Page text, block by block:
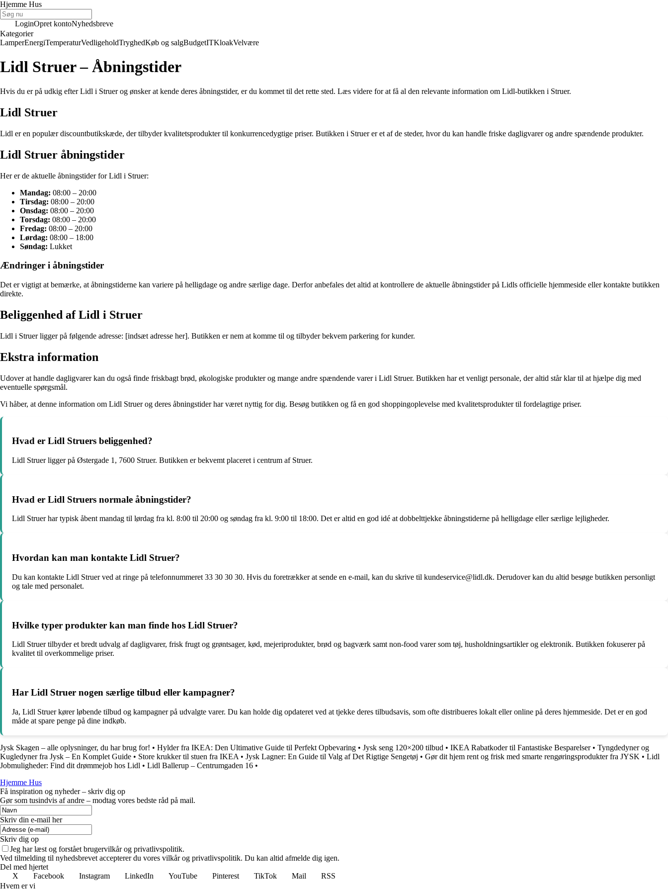
Hjemme Hus
LoginOpret kontoNyhedsbreve
Kategorier
LamperEnergiTemperaturVedligeholdTryghedKøb og salgBudgetITKloakVelvære
Lidl Struer – Åbningstider
Hvis du er på udkig efter Lidl i Struer og ønsker at kende deres åbningstider, er du kommet til det rette sted. Læs videre for at få al den relevante information om Lidl-butikken i Struer.
Lidl Struer
Lidl er en populær discountbutikskæde, der tilbyder kvalitetsprodukter til konkurrencedygtige priser. Butikken i Struer er et af de steder, hvor du kan handle friske dagligvarer og andre spændende produkter.
Lidl Struer åbningstider
Her er de aktuelle åbningstider for Lidl i Struer:
Mandag: 08:00 – 20:00
Tirsdag: 08:00 – 20:00
Onsdag: 08:00 – 20:00
Torsdag: 08:00 – 20:00
Fredag: 08:00 – 20:00
Lørdag: 08:00 – 18:00
Søndag: Lukket
Ændringer i åbningstider
Det er vigtigt at bemærke, at åbningstiderne kan variere på helligdage og andre særlige dage. Derfor anbefales det altid at kontrollere de aktuelle åbningstider på Lidls officielle hjemmeside eller kontakte butikken
direkte.
Beliggenhed af Lidl i Struer
Lidl i Struer ligger på følgende adresse: [indsæt adresse her]. Butikken er nem at komme til og tilbyder bekvem parkering for kunder.
Ekstra information
Udover at handle dagligvarer kan du også finde friskbagt brød, økologiske produkter og mange andre spændende varer i Lidl Struer. Butikken har et venligt personale, der altid står klar til at hjælpe dig med
eventuelle spørgsmål.
Vi håber, at denne information om Lidl Struer og deres åbningstider har været nyttig for dig. Besøg butikken og få en god shoppingoplevelse med kvalitetsprodukter til fordelagtige priser.
Hvad er Lidl Struers beliggenhed?
Lidl Struer ligger på Østergade 1, 7600 Struer. Butikken er bekvemt placeret i centrum af Struer.
Hvad er Lidl Struers normale åbningstider?
Lidl Struer har typisk åbent mandag til lørdag fra kl. 8:00 til 20:00 og søndag fra kl. 9:00 til 18:00. Det er altid en god idé at dobbelttjekke åbningstiderne på helligdage eller særlige lejligheder.
Hvordan kan man kontakte Lidl Struer?
Du kan kontakte Lidl Struer ved at ringe på telefonnummeret 33 30 30 30. Hvis du foretrækker at sende en e-mail, kan du skrive til kundeservice@lidl.dk. Derudover kan du altid besøge butikken personligt
og tale med personalet.
Hvilke typer produkter kan man finde hos Lidl Struer?
Lidl Struer tilbyder et bredt udvalg af dagligvarer, frisk frugt og grøntsager, kød, mejeriprodukter, brød og bagværk samt non-food varer som tøj, husholdningsartikler og elektronik. Butikken fokuserer på
kvalitet til overkommelige priser.
Har Lidl Struer nogen særlige tilbud eller kampagner?
Ja, Lidl Struer kører løbende tilbud og kampagner på udvalgte varer. Du kan holde dig opdateret ved at tjekke deres tilbudsavis, som ofte distribueres lokalt eller online på deres hjemmeside. Det er en god
måde at spare penge på dine indkøb.
Jysk Skagen – alle oplysninger, du har brug for! • Hylder fra IKEA: Den Ultimative Guide til Perfekt Opbevaring • Jysk seng 120×200 tilbud • IKEA Rabatkoder til Fantastiske Besparelser• Tyngdedyner og
Kugledyner fra Jysk – En Komplet Guide • Store krukker til stuen fra IKEA • Jysk Lagner: En Guide til Valg af Det Rigtige Sengetøj • Gør dit hjem rent og frisk med smarte rengøringsprodukter fra JYSK • Lidl
Jobmuligheder: Find dit drømmejob hos Lidl • Lidl Ballerup – Centrumgaden 16 •
Hjemme Hus
Få inspiration og nyheder – skriv dig op
Gør som tusindvis af andre – modtag vores bedste råd på mail.
Skriv din e-mail her
Skriv dig op
Jeg har læst og forstået brugervilkår og privatlivspolitik.
Ved tilmelding til nyhedsbrevet accepterer du vores vilkår og privatlivspolitik. Du kan altid afmelde dig igen.
Del med hjertet
X
Facebook Instagram LinkedIn YouTube Pinterest TikTok Mail
RSS
Hvem er vi